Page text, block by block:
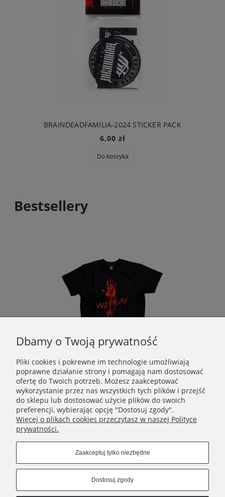
BRAINDEADFAMILIA-2024 STICKER PACK
6,00 zł
Do koszyka
Bestsellery
DEMONOLOGIA - WITAMY W PIEKLE T-SHIRT CZARNY
119,00 zł
Do koszyka
VULGARUS
Dbamy o Twoją prywatność
Pliki cookies i pokrewne im technologie umożliwiają
poprawne działanie strony i pomagają nam dostosować
ofertę do Twoich potrzeb. Możesz zaakceptować
wykorzystanie przez nas wszystkich tych plików i przejść
do sklepu lub dostosować użycie plików do swoich
preferencji, wybierając opcję "Dostosuj zgody".
Więcej o plikach cookies przeczytasz w naszej Polityce
prywatności.
Zaakceptuj tylko niezbędne
Dostosuj zgody